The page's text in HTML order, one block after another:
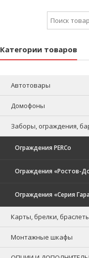
Search for:
Категории товаров
Автотовары
Домофоны
Заборы, ограждения,
Ограждения PERCo
Ограждения «Ростов-
Ограждения «Серия
Карты, брелки,
Монтажные шкафы